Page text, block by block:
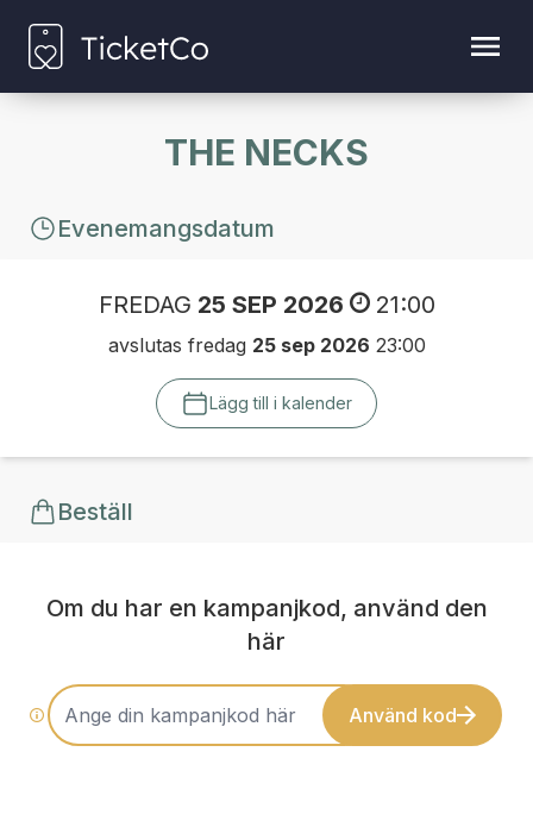
THE NECKS
Evenemangsdatum
FREDAG 25 SEP 2026 21:00
avslutas fredag 25 sep 2026 23:00
Lägg till i kalender
Beställ
Om du har en kampanjkod, använd den
här
Använd kod